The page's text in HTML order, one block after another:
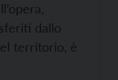
dallo
territorio, è